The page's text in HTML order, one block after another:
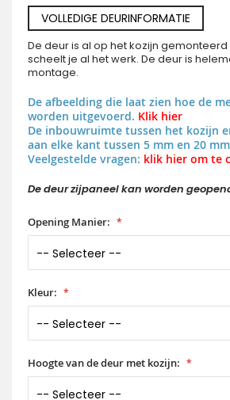
VOLLEDIGE DEURINFORMATIE
De deur is al op het kozijn
scheelt je al het werk. De deur is
montage.
De afbeelding die laat zien hoe de
worden uitgevoerd. Klik hier
De inbouwruimte tussen het kozijn
aan elke kant tussen 5 mm en 20
Veelgestelde vragen: klik hier om te
De deur zijpaneel kan worden
Opening Manier:
Kleur:
Hoogte van de deur met kozijn: